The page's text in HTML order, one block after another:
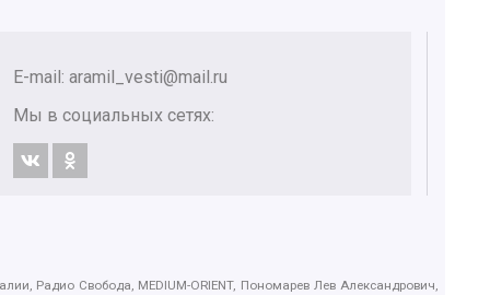
E-mail: aramil_vesti@mail.ru
Мы в социальных сетях:
Радио Свобода, MEDIUM-ORIENT, Пономарев Лев Александрович,